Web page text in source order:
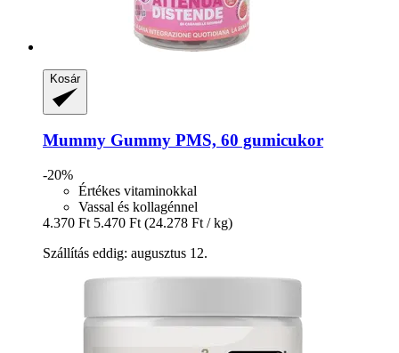
Kosár
Mummy Gummy PMS, 60 gumicukor
-20%
Értékes vitaminokkal
Vassal és kollagénnel
4.370 Ft 5.470 Ft (24.278 Ft / kg)
Szállítás eddig: augusztus 12.